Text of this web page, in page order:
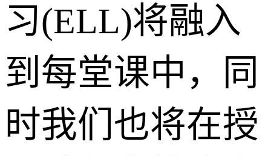
习(ELL)将融入
到每堂课中，同
时我们也将在授